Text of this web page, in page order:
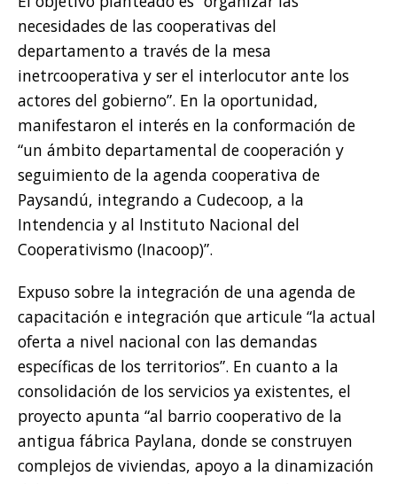
necesidades de las cooperativas del
departamento a través de la mesa
inetrcooperativa y ser el interlocutor ante los
actores del gobierno”. En la oportunidad,
manifestaron el interés en la conformación de
“un ámbito departamental de cooperación y
seguimiento de la agenda cooperativa de
Paysandú, integrando a Cudecoop, a la
Intendencia y al Instituto Nacional del
Cooperativismo (Inacoop)”.
Expuso sobre la integración de una agenda de
capacitación e integración que articule “la actual
oferta a nivel nacional con las demandas
específicas de los territorios”. En cuanto a la
consolidación de los servicios ya existentes, el
proyecto apunta “al barrio cooperativo de la
antigua fábrica Paylana, donde se construyen
complejos de viviendas, apoyo a la dinamización